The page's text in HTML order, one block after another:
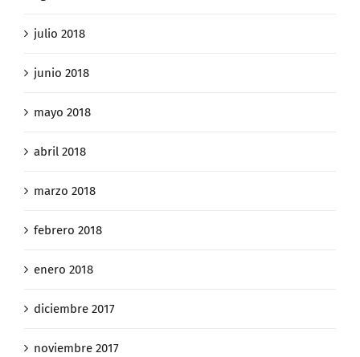
julio 2018
junio 2018
mayo 2018
abril 2018
marzo 2018
febrero 2018
enero 2018
diciembre 2017
noviembre 2017